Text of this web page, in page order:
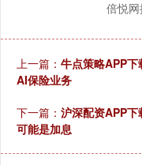
倍悦网
上一篇： 牛点策略APP
AI保险业务
下一篇： 沪深配资APP
可能是加息